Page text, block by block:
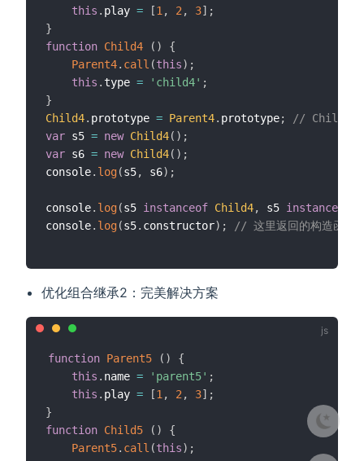
this . play = [1 , 2 , 3] ;
}
function Child4 ( )
{
Parent4. call (this) ;
this . type = 'child4' ;
}
Child4. prototype = Parent4. prototype;
// Child4和
var s5 = new Child4( ) ;
var s6 = new Child4( ) ;
console. log(s5, s6) ;
console. log(s5 instanceof Child4, s5 instanceof
console. log(s5. constructor) ; // 这里返回的构造函数
优化组合继承2：完美解决方案
function Parent5 ( )
{
this . name = 'parent5' ;
this . play = [1 , 2 , 3] ;
}
function Child5 ( )
{
Parent5. call (this) ;